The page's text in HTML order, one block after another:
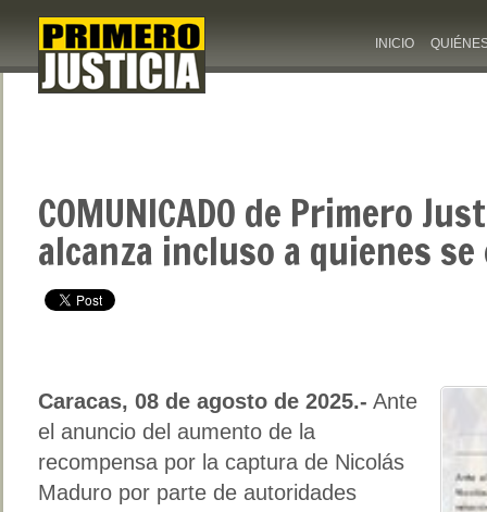
INICIO
COMUNICADO de Primero
alcanza incluso a quienes
Caracas, 08 de agosto de 2025.- Ante
el anuncio del aumento de la
recompensa por la captura de Nicolás
Maduro por parte de autoridades